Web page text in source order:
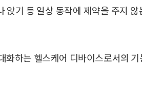
기 등 일상 동작에 제약을 주지
화하는 헬스케어 디바이스로서의